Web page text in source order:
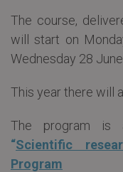
The course,
will start on
Wednesday 28
This year there will
The program is
“Scientific
Program